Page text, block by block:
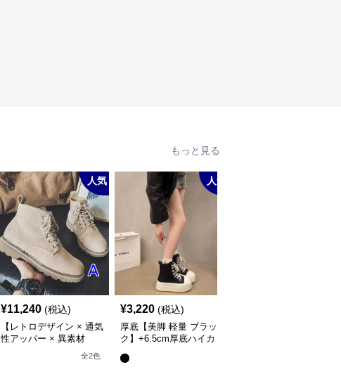
もっと見る
人気
¥11,240 (税込)
【レトロデザイン × 通気
性アッパー × 異素材
MIX】+5.5cm厚底 メン
ズハイカットブーツ
全2色
人気
¥3,220 (税込)
厚底【美脚 軽量 ブラッ
ク】+6.5cm厚底ハイカ